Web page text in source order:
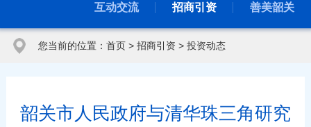
互动交流 招商引资 善美韶关
您当前的位置： 首页> 招商引资 > 投资动态
韶关市人民政府与清华珠三角研究